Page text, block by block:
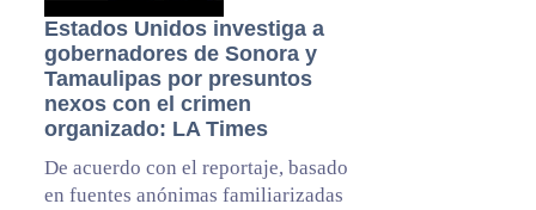
Estados Unidos investiga a
gobernadores de Sonora y
Tamaulipas por presuntos
nexos con el crimen
organizado: LA Times
De acuerdo con el reportaje, basado
en fuentes anónimas familiarizadas